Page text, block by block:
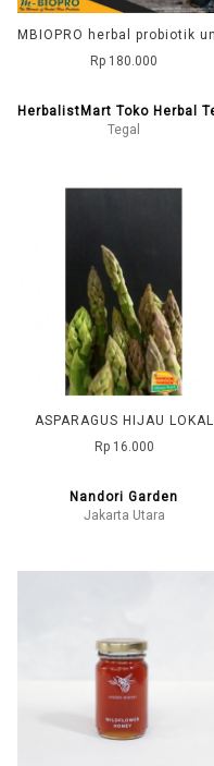
Rp 180.000
Tegal
ASPARAGUS HIJAU LOKAL
Rp 16.000
Nandori Garden
Jakarta Utara